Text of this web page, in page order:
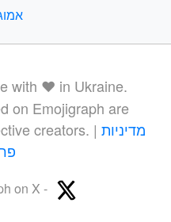
אמוג'י
with ❤️ in Ukraine.
on Emojigraph are
creators. | מדיניות
on X -